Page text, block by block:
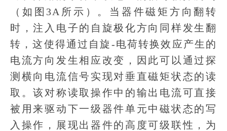
（如图3A所示）。当器件磁矩方向翻转
时，注入电子的自旋极化方向同样发生翻
转，这使得通过自旋-电荷转换效应产生的
电流方向发生相应改变，因此可以通过探
测横向电流信号实现对垂直磁矩状态的读
取。该对称读取操作中的输出电流可直接
被用来驱动下一级器件单元中磁状态的写
入操作，展现出器件的高度可级联性，为